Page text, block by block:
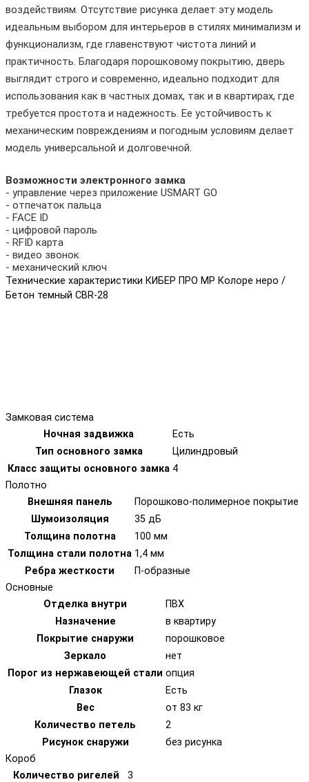
воздействиям. Отсутствие рисунка делает эту модель
идеальным выбором для интерьеров в стилях минимализм и
функционализм, где главенствуют чистота линий и
практичность. Благодаря порошковому покрытию, дверь
выглядит строго и современно, идеально подходит для
использования как в частных домах, так и в квартирах, где
требуется простота и надежность. Ее устойчивость к
механическим повреждениям и погодным условиям делает
модель универсальной и долговечной.
Возможности электронного замка
- управление через приложение USMART GO
- отпечаток пальца
- FACE ID
- цифровой пароль
- RFID карта
- видео звонок
- механический ключ
Технические характеристики КИБЕР ПРО MP Колоре неро /
Бетон темный CBR-28
Замковая система
Ночная задвижка
Есть
Тип основного замка
Цилиндровый
Класс защиты основного замка 4
Полотно
Внешняя панель
Порошково-полимерное покрытие
Шумоизоляция
35 дБ
Толщина полотна
100 мм
Толщина стали полотна 1,4 мм
Ребра жесткости
П-образные
Основные
Отделка внутри
ПВХ
Назначение
в квартиру
Покрытие снаружи
порошковое
Зеркало
нет
Порог из нержавеющей стали опция
Глазок
Есть
Вес
от 83 кг
Количество петель
2
Рисунок снаружи
без рисунка
Короб
Количество ригелей
3